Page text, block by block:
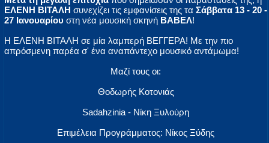
ΕΛΕΝΗ ΒΙΤΑΛΗ συνεχίζει τις εμφανίσεις της τα Σάββατα 13 - 20 -
27 Ιανουαρίου στη νέα μουσική σκηνή ΒΑΒΕΛ!
Η ΕΛΕΝΗ ΒΙΤΑΛΗ σε μία λαμπερή ΒΕΓΓΕΡΑ! Με την πιο
απρόσμενη παρέα σ' ένα αναπάντεχο μουσικό αντάμωμα!
Μαζί τους οι:
Θοδωρής Κοτονιάς
Sadahzinia - Νίκη Ξυλούρη
Επιμέλεια Προγράμματος: Νίκος Ξύδης